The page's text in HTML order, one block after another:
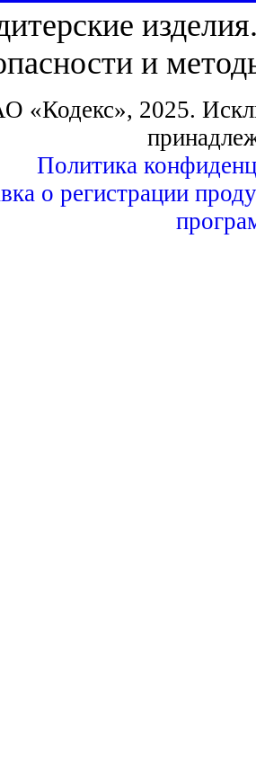
и
«Кодекс», 2025.
Политика
о регистрации